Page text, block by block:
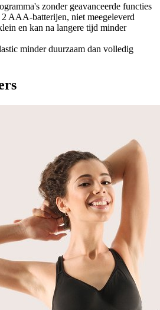
zonder geavanceerde functies
AAA-batterijen, niet meegeleverd
en kan na langere tijd minder
minder duurzaam dan volledig